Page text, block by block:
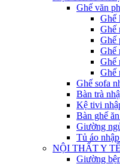
Ghế văn
Ghế
Ghế
Ghế
Ghế
Ghế
Ghế
Ghế sofa
Bàn trà
Kệ tivi
Bàn ghế
Giường
Tủ áo
NỘI THẤT Y TẾ
Giường